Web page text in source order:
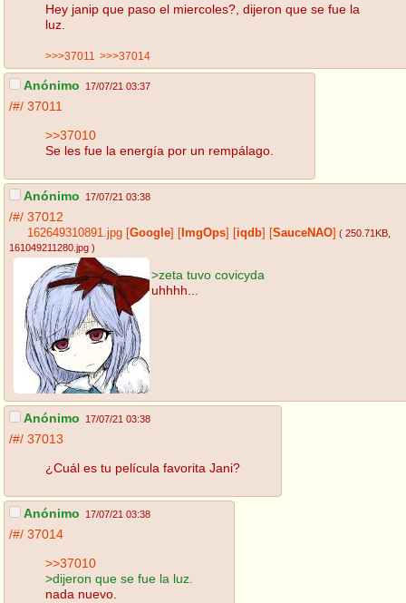
Hey janip que paso el miercoles?, dijeron que se fue la
luz.
>>>37011 >>>37014
Anónimo 17/07/21 03:37
/#/ 37011
>>37010
Se les fue la energía por un rempálago.
Anónimo 17/07/21 03:38
/#/ 37012
162649310891.jpg Google ImgOps iqdb SauceNAO ( 250.71KB
161049211280.jpg )
>zeta tuvo covicyda
uhhhh...
Anónimo 17/07/21 03:38
/#/ 37013
¿Cuál es tu película favorita Jani?
Anónimo 17/07/21 03:38
/#/ 37014
>>37010
>dijeron que se fue la luz.
nada nuevo.